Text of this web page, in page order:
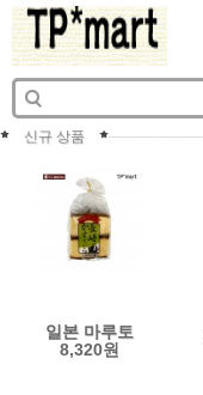
신규 상품
일본 마루토
나가사키 카스테라
8,320원